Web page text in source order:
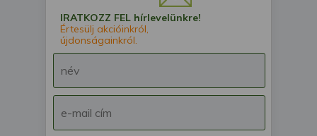
IRATKOZZ FEL hírlevelünkre!
Értesülj akcióinkról,
újdonságainkról.